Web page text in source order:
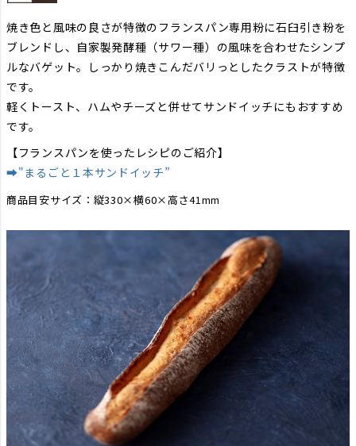
焼き色と風味の良さが特徴のフランスパン専用粉に石臼引き粉を
ブレンドし、自家製発酵種（サワー種）の風味を合わせたシンプ
ルなバゲット。しっかり焼きこんだバリっとしたクラストが特徴
です。
軽くトースト、ハムやチーズと併せてサンドイッチにもおすすめ
です。
【フランスパンを使ったレシピのご紹介】
➡"まるごと１本サンドイッチ”
商品目安サイズ：縦330×横60×高さ41mm